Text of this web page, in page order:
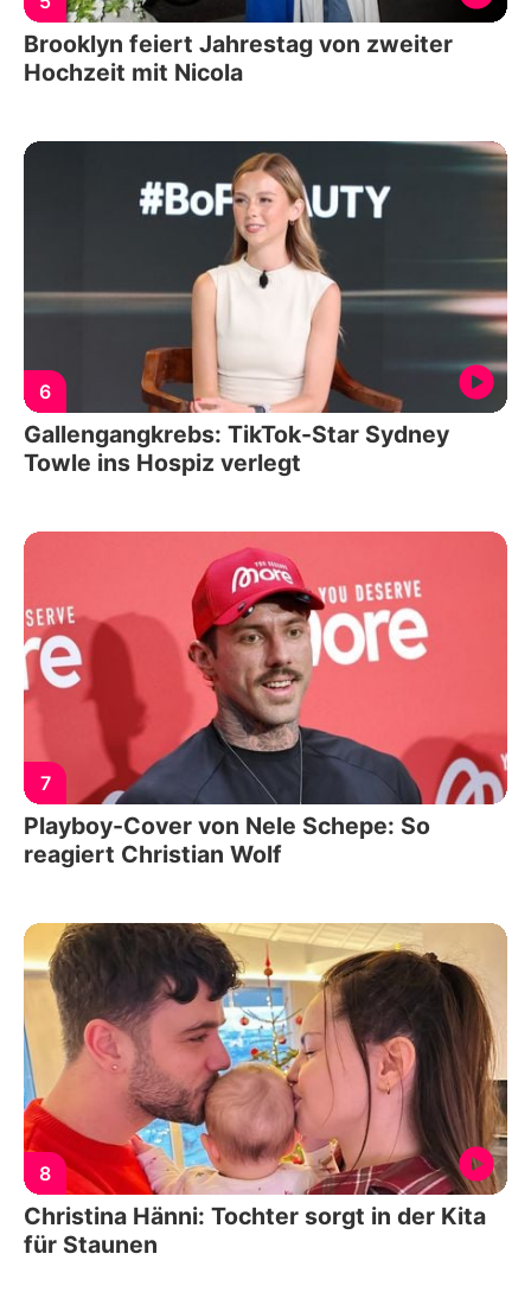
Brooklyn feiert Jahrestag von zweiter
Hochzeit mit Nicola
6
Gallengangkrebs: TikTok-Star Sydney
Towle ins Hospiz verlegt
7
Playboy-Cover von Nele Schepe: So
reagiert Christian Wolf
8
Christina Hänni: Tochter sorgt in der Kita
für Staunen